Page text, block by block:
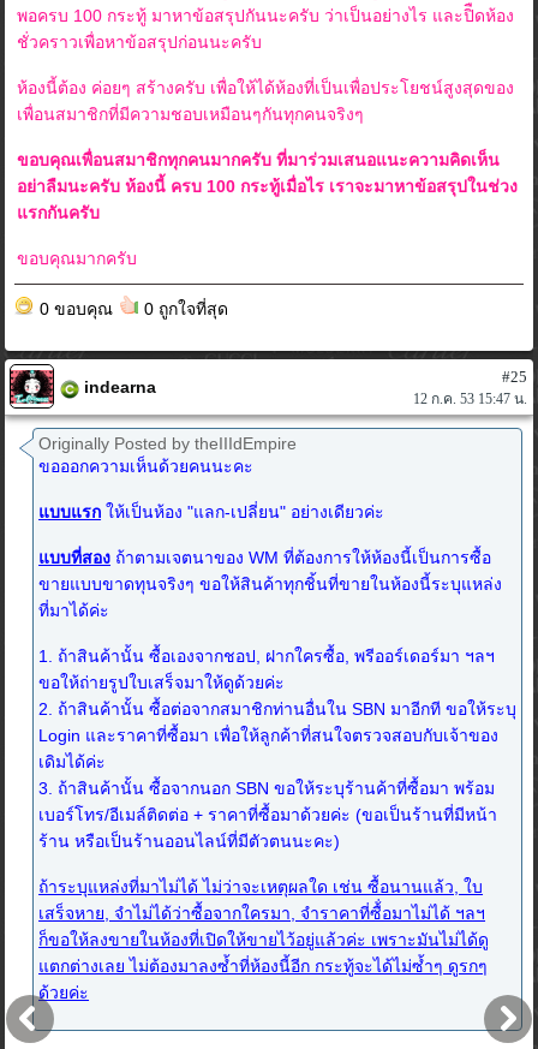
พอครบ 100 กระทู้ มาหาข้อสรุปกันนะครับ ว่าเป็นอย่างไร และปิืดห้อง
ชั่วคราวเพื่อหาข้อสรุปก่อนนะครับ
ห้องนี้ต้อง ค่อยๆ สร้างครับ เพื่อให้ได้ห้องที่เป็นเพื่อประโยชน์สูงสุดของ
เพื่อนสมาชิกที่มีความชอบเหมือนๆกันทุกคนจริงๆ
ขอบคุณเพื่อนสมาชิกทุกคนมากครับ ที่มาร่วมเสนอแนะความคิดเห็น
อย่าลืมนะครับ ห้องนี้ ครบ 100 กระทู้เมื่อไร เราจะมาหาข้อสรุปในช่วง
แรกกันครับ
ขอบคุณมากครับ
0 ขอบคุณ 0 ถูกใจที่สุด
indearna
#25
12 ก.ค. 53 15:47 น.
Originally Posted by theIIIdEmpire
ขอออกความเห็นด้วยคนนะคะ
แบบแรก ให้เป็นห้อง "แลก-เปลี่ยน" อย่างเดียวค่ะ
แบบที่สอง ถ้าตามเจตนาของ WM ที่ต้องการให้ห้องนี้เป็นการซื้อ
ขายแบบขาดทุนจริงๆ ขอให้สินค้าทุกชิ้นที่ขายในห้องนี้ระบุแหล่ง
ที่มาได้ค่ะ
1. ถ้าสินค้านั้น ซื้อเองจากชอป, ฝากใครซื้อ, พรีออร์เดอร์มา ฯลฯ
ขอให้ถ่ายรูปใบเสร็จมาให้ดูด้วยค่ะ
2. ถ้าสินค้านั้น ซื้อต่อจากสมาชิกท่านอื่นใน SBN มาอีกที ขอให้ระบุ
Login และราคาที่ซื้อมา เพื่อให้ลูกค้าที่สนใจตรวจสอบกับเจ้าของ
เดิมได้ค่ะ
3. ถ้าสินค้านั้น ซื้อจากนอก SBN ขอให้ระบุร้านค้าที่ซื้อมา พร้อม
เบอร์โทร/อีเมล์ติดต่อ + ราคาที่ซื้อมาด้วยค่ะ (ขอเป็นร้านที่มีหน้า
ร้าน หรือเป็นร้านออนไลน์ที่มีตัวตนนะคะ)
ถ้าระบุแหล่งที่มาไม่ได้ ไม่ว่าจะเหตุผลใด เช่น ซื้อนานแล้ว, ใบ
เสร็จหาย, จำไม่ได้ว่าซื้อจากใครมา, จำราคาที่ซื้่อมาไม่ได้ ฯลฯ
ก็ขอให้ลงขายในห้องที่เปิดให้ขายไว้อยู่แล้วค่ะ เพราะมันไม่ได้ดู
แตกต่างเลย ไม่ต้องมาลงซ้ำที่ห้องนี้อีก กระทู้จะได้ไม่ซ้ำๆ ดูรกๆ
ด้วยค่ะ